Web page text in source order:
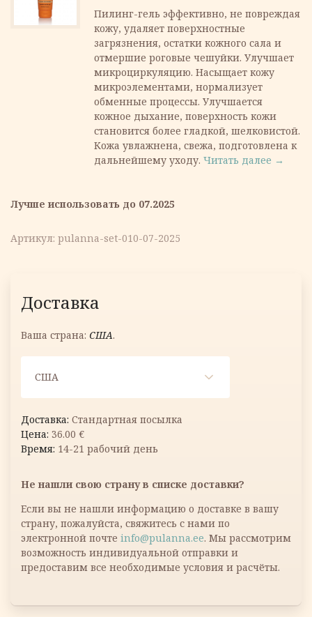
Пилинг-гель эффективно, не повреждая
кожу, удаляет поверхностные
загрязнения, остатки кожного сала и
отмершие роговые чешуйки. Улучшает
микроциркуляцию. Насыщает кожу
микроэлементами, нормализует
обменные процессы. Улучшается
кожное дыхание, поверхность кожи
становится более гладкой, шелковистой.
Кожа увлажнена, свежа, подготовлена к
дальнейшему уходу. Читать далее →
Лучше использовать до 07.2025
Артикул: pulanna-set-010-07-2025
Доставка
Ваша страна: США.
США
Стандартная посылка
36.00 €
14-21 рабочий день
Не нашли свою страну в списке доставки?
Если вы не нашли информацию о доставке в вашу
страну, пожалуйста, свяжитесь с нами по
электронной почте info@pulanna.ee. Мы рассмотрим
возможность индивидуальной отправки и
предоставим все необходимые условия и расчёты.